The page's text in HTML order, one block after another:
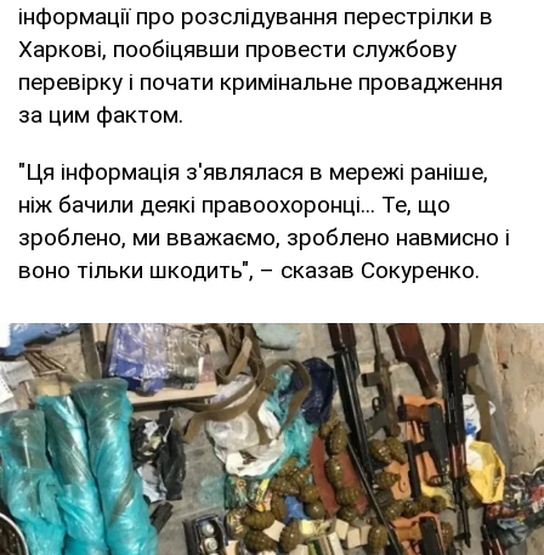
інформації про розслідування перестрілки в
Харкові, пообіцявши провести службову
перевірку і почати кримінальне провадження
за цим фактом.
"Ця інформація з'являлася в мережі раніше,
ніж бачили деякі правоохоронці... Те, що
зроблено, ми вважаємо, зроблено навмисно і
воно тільки шкодить", – сказав Сокуренко.